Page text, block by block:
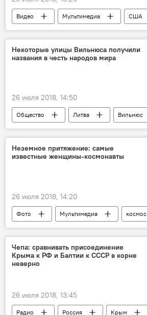
Видео Мультимедиа
США
железнодорожные пути
Некоторые улицы Вильнюса получили
названия в честь народов мира
26 июля 2018, 14:50
Общество Литва
Вильнюс
улицы
Неземное притяжение: самые
известные женщины-космонавты
26 июля 2018, 14:20
Фото Мультимедиа
космос
Мир
женщины космонавт
Чепа: сравнивать присоединение
Крыма к РФ и Балтии к СССР в корне
неверно
26 июля 2018, 13:45
Радио Россия
Крым